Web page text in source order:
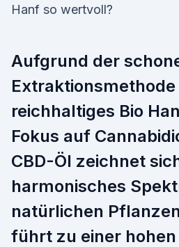
Hanf so wertvoll?
Aufgrund der
reichhaltiges Bio
Fokus auf
CBD-Öl zeichnet
harmonisches
natürlichen
führt zu einer